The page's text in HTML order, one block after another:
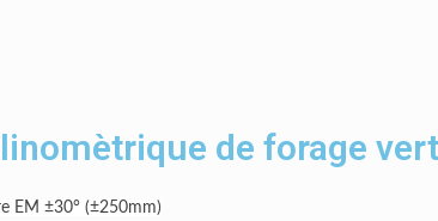
de forage
EM ±30° (±250mm)